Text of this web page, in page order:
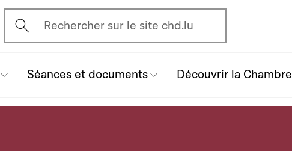
Ouvrir l'écran de recherche
Rechercher sur le site chd.lu
Séances et documents Découvrir la Chambre